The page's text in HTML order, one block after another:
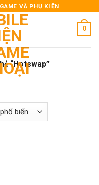
VÀ PHỤ KIỆN
0
“Hotswap”